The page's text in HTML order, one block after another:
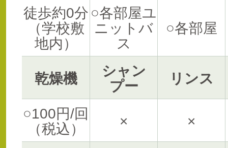
徒歩約0分
（学校敷
地内）
○各部屋ユ
ニットバ
ス
○各部屋
乾燥機
シャン
プー
リンス
○100円/回
（税込）
× ×